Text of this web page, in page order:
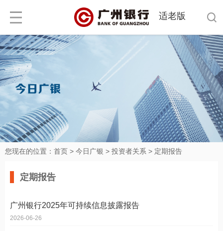
适老版
您现在的位置： 首页 > 今日广银 > 投资者关系 > 定期报告
定期报告
广州银行2025年可持续信息披露报告
2026-06-26